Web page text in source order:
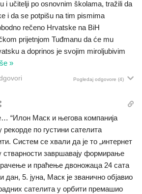
i učitelji po osnovnim školama, tražili da
i da se potpišu na tim pismima
rečeno Hrvatske na BiH
prijetnjom Tuđmanu da će mu
a doprinos je svojim miroljubivim
»
Pogledaj odgovore (4)
“Илон Маск и његова компанија
рекорде по густини сателита
Систем се хвали да је то „интернет
стварности завршавају формирање
и праћење двоножаца 24 сата
5. јуна, Маск је званично објавио
сателита у орбити премашио